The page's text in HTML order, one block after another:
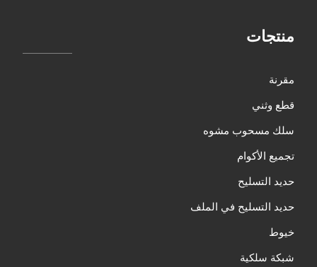
منتجات
مقرنة
قطع وثني
سلك مسحوب مشوه
تجميع الأكوام
حديد التسليح
حديد التسليح في الملف
خيوط
شبكة سلكية